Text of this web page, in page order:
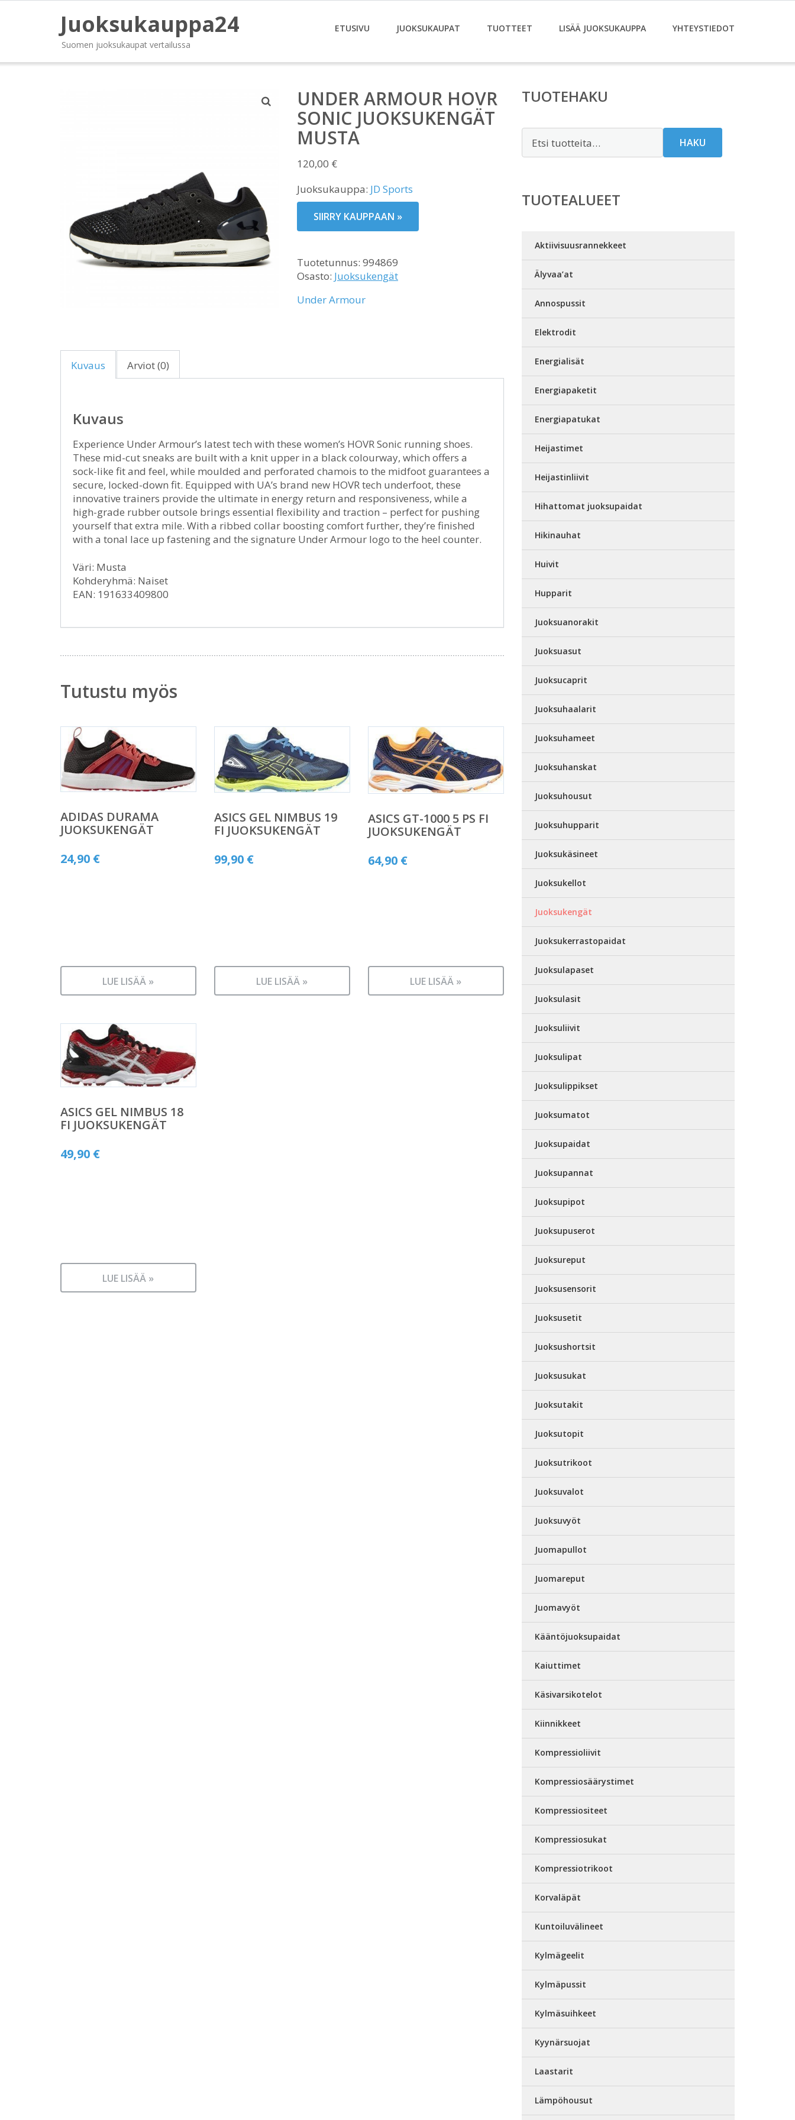
Juoksukauppa24
Suomen juoksukaupat vertailussa
ETUSIVU JUOKSUKAUPAT TUOTTEET LISÄÄ JUOKSUKAUPPA YHTEYSTIEDOT
UNDER ARMOUR HOVR
SONIC JUOKSUKENGÄT
MUSTA
120,00 €
Juoksukauppa: JD Sports
SIIRRY KAUPPAAN »
Tuotetunnus: 994869
Osasto: Juoksukengät
Under Armour
Kuvaus Arviot (0)
Kuvaus
Experience Under Armour’s latest tech with these women’s HOVR Sonic running shoes.
These mid-cut sneaks are built with a knit upper in a black colourway, which offers a
sock-like fit and feel, while moulded and perforated chamois to the midfoot guarantees a
secure, locked-down fit. Equipped with UA’s brand new HOVR tech underfoot, these
innovative trainers provide the ultimate in energy return and responsiveness, while a
high-grade rubber outsole brings essential flexibility and traction – perfect for pushing
yourself that extra mile. With a ribbed collar boosting comfort further, they’re finished
with a tonal lace up fastening and the signature Under Armour logo to the heel counter.
Väri: Musta
Kohderyhmä: Naiset
EAN: 191633409800
Tutustu myös
ADIDAS DURAMA
JUOKSUKENGÄT
24,90 €
LUE LISÄÄ »
ASICS GEL NIMBUS 19
FI JUOKSUKENGÄT
99,90 €
LUE LISÄÄ »
ASICS GT-1000 5 PS FI
JUOKSUKENGÄT
64,90 €
LUE LISÄÄ »
ASICS GEL NIMBUS 18
FI JUOKSUKENGÄT
49,90 €
LUE LISÄÄ »
TUOTEHAKU
HAKU
TUOTEALUEET
Aktiivisuusrannekkeet
Älyvaa’at
Annospussit
Elektrodit
Energialisät
Energiapaketit
Energiapatukat
Heijastimet
Heijastinliivit
Hihattomat juoksupaidat
Hikinauhat
Huivit
Hupparit
Juoksuanorakit
Juoksuasut
Juoksucaprit
Juoksuhaalarit
Juoksuhameet
Juoksuhanskat
Juoksuhousut
Juoksuhupparit
Juoksukäsineet
Juoksukellot
Juoksukengät
Juoksukerrastopaidat
Juoksulapaset
Juoksulasit
Juoksuliivit
Juoksulipat
Juoksulippikset
Juoksumatot
Juoksupaidat
Juoksupannat
Juoksupipot
Juoksupuserot
Juoksureput
Juoksusensorit
Juoksusetit
Juoksushortsit
Juoksusukat
Juoksutakit
Juoksutopit
Juoksutrikoot
Juoksuvalot
Juoksuvyöt
Juomapullot
Juomareput
Juomavyöt
Kääntöjuoksupaidat
Kaiuttimet
Käsivarsikotelot
Kiinnikkeet
Kompressioliivit
Kompressiosäärystimet
Kompressiositeet
Kompressiosukat
Kompressiotrikoot
Korvaläpät
Kuntoiluvälineet
Kylmägeelit
Kylmäpussit
Kylmäsuihkeet
Kyynärsuojat
Laastarit
Lämpöhousut